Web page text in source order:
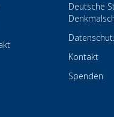
Deutsche
Kontakt
Spenden